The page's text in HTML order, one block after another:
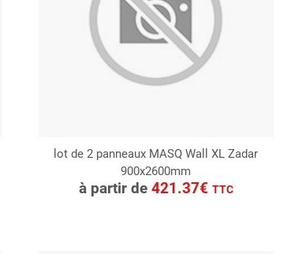
lot de 2 panneaux MASQ Wall XL Zadar
900x2600mm
à partir de 421.37€ TTC
CONSULTER
Demande de devis